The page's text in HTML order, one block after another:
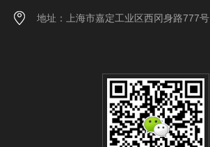
地址：上海市嘉定工业区西冈身路777号